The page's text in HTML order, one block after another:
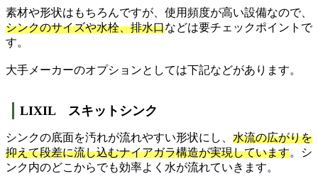
素材や形状はもちろんですが、使用頻度が高い設備なので、
シンクのサイズや水栓、排水口などは要チェックポイントで
す。
大手メーカーのオプションとしては下記などがあります。
LIXIL スキットシンク
シンクの底面を汚れが流れやすい形状にし、 水流の広がりを
抑えて段差に流し込むナイアガラ構造が実現しています。シ
ンク内のどこからでも効率よく水が流れていきます。